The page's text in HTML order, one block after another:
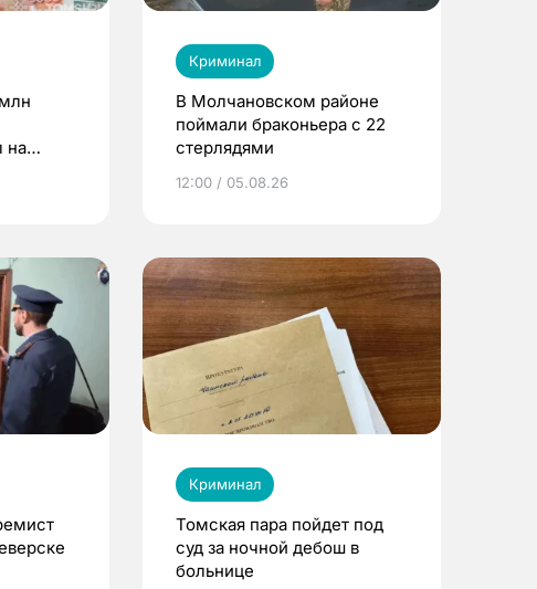
на
Криминал
В Молчановском районе
поймали браконьера с 22
стерлядями
12:00 / 05.08.26
Криминал
Томская пара пойдет под
суд за ночной дебош в
больнице